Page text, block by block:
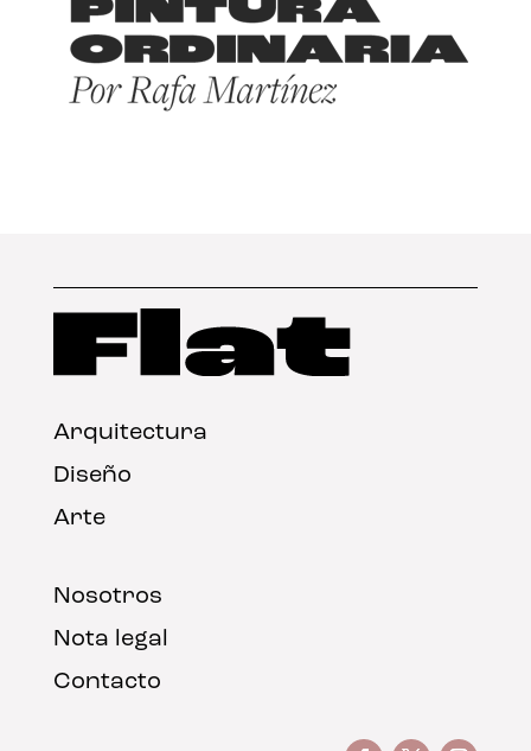
Arquitectura
Diseño
Arte
Nosotros
Nota legal
Contacto